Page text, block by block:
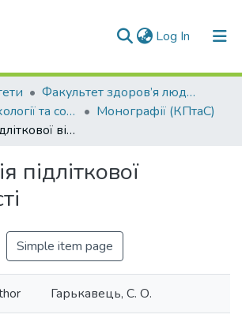
Log In (current)
Факультет здоров’я людини
кафедра психології та соціології
Монографії (КПтаС)
Психологія підліткової віктимності
підліткової
Simple item page
Гарькавець, С. О.